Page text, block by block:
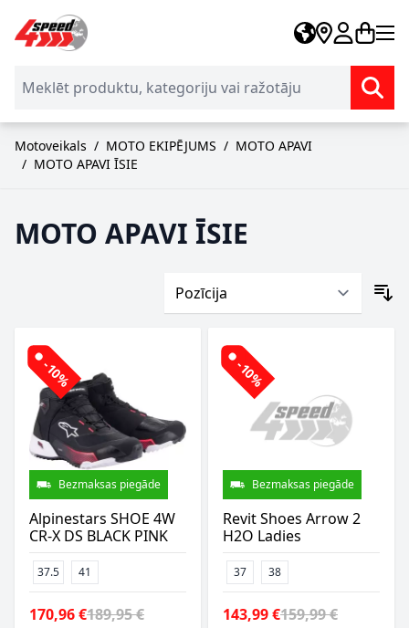
Skip to Content
Motoveikals / MOTO EKIPĒJUMS / MOTO APAVI
/ MOTO APAVI ĪSIE
MOTO APAVI ĪSIE
-10%
Bezmaksas piegāde
Alpinestars SHOE 4W
CR-X DS BLACK PINK
37.5 41
170,96 €189,95 €
-10%
Bezmaksas piegāde
Revit Shoes Arrow 2
H2O Ladies
37 38
143,99 €159,99 €